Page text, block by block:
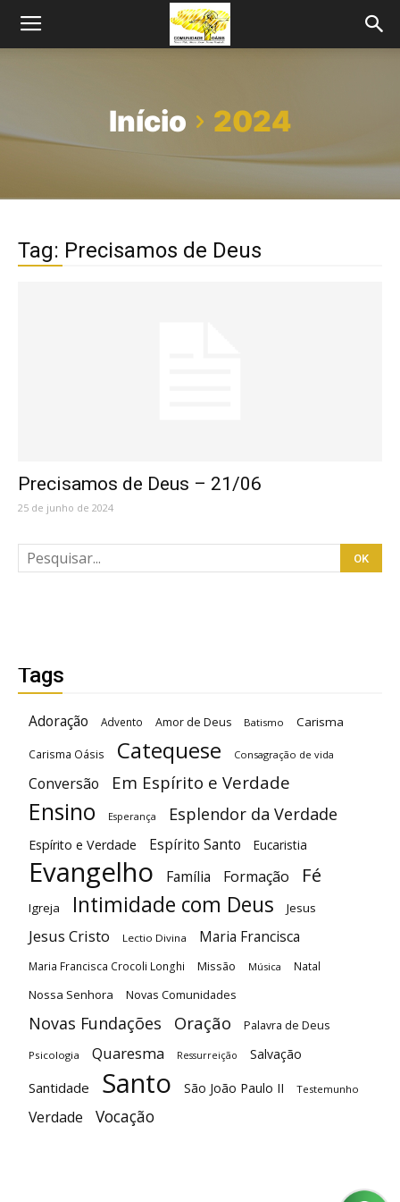
Início 2024
Tag: Precisamos de Deus
Precisamos de Deus – 21/06
25 de junho de 2024
Tags
Adoração Advento Amor de Deus Batismo Carisma
Carisma Oásis Catequese Consagração de vida
Conversão Em Espírito e Verdade
Ensino Esperança Esplendor da Verdade
Espírito e Verdade Espírito Santo Eucaristia
Evangelho Família Formação Fé
Igreja Intimidade com Deus Jesus
Jesus Cristo Lectio Divina Maria Francisca
Maria Francisca Crocoli Longhi Missão Música Natal
Nossa Senhora Novas Comunidades
Novas Fundações Oração Palavra de Deus
Psicologia Quaresma Ressurreição Salvação
Santidade Santo São João Paulo II Testemunho
Verdade Vocação